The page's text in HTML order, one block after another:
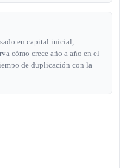
en capital inicial,
cómo crece año a año en el
de duplicación con la